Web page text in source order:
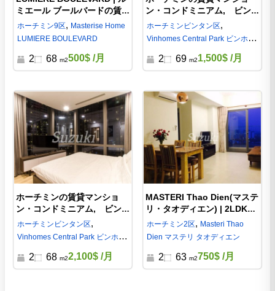
ミエール ブールバードの賃
貸マンション ホーチミン9区
ホーチミン9区, Masterise Home
LUMIERE BOULEVARD
2 68 m2500$ /月
ン・コンドミニアム, ビン
ホームズセントラルパーク
(Vinhome Central Park)ビン
ホーチミン ビンタン区,
Vinhomes Central Park ビンホー
2 69 m21,500$ /月
ホーチミンの賃貸マンショ
ン・コンドミニアム, ビン
ホームズセントラルパーク
(Vinhome Central Park)ビン
ホーチミン ビンタン区,
Vinhomes Central Park ビンホー
2 68 m22,100$ /月
MASTERI Thao Dien(マステ
リ・タオディエン) | 2LDK、
格安の家賃（賃貸）-
S2141026
ホーチミン2区, Masteri Thao
Dien マステリ タオディエン
2 63 m2750$ /月